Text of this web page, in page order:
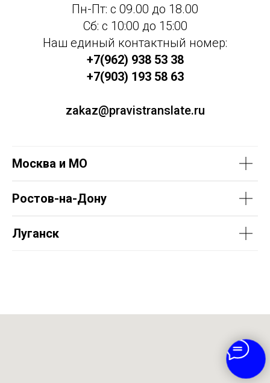
Пн-Пт: с 09.00 до 18.00
Сб: с 10:00 до 15:00
Наш единый контактный номер:
+7(962) 938 53 38
+7(903) 193 58 63
zakaz@pravistranslate.ru
Москва и МО
Ростов-на-Дону
Луганск